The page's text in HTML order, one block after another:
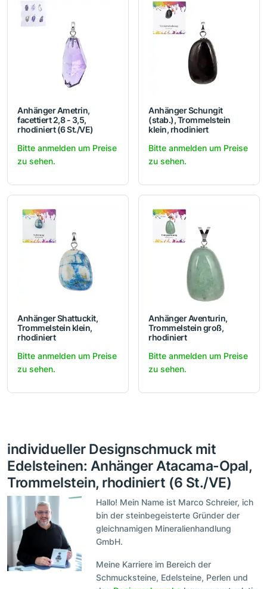
Anhänger Ametrin,
facettiert 2,8 - 3,5,
rhodiniert (6 St./VE)
Bitte anmelden um Preise
zu sehen.
Anhänger Schungit
(stab.), Trommelstein
klein, rhodiniert
Bitte anmelden um Preise
zu sehen.
Anhänger Shattuckit,
Trommelstein klein,
rhodiniert
Bitte anmelden um Preise
zu sehen.
Anhänger Aventurin,
Trommelstein groß,
rhodiniert
Bitte anmelden um Preise
zu sehen.
individueller Designschmuck mit
Edelsteinen: Anhänger Atacama-Opal,
Trommelstein, rhodiniert (6 St./VE)
Hallo! Mein Name ist Marco Schreier, ich
bin der steinbegeisterte Gründer der
gleichnamigen Mineralienhandlung
GmbH.
Meine Karriere im Bereich der
Schmucksteine, Edelsteine, Perlen und